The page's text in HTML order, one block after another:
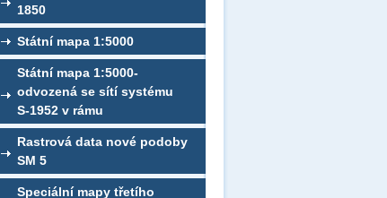
1850
Státní mapa 1:5000
Státní mapa 1:5000-
odvozená se sítí systému
S-1952 v rámu
Rastrová data nové podoby
SM 5
Speciální mapy třetího